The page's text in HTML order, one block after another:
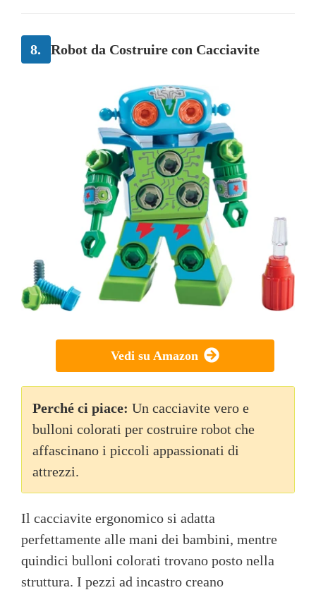
8. Robot da Costruire con Cacciavite
Vedi su Amazon
Perché ci piace: Un cacciavite vero e
bulloni colorati per costruire robot che
affascinano i piccoli appassionati di
attrezzi.
Il cacciavite ergonomico si adatta
perfettamente alle mani dei bambini, mentre
quindici bulloni colorati trovano posto nella
struttura. I pezzi ad incastro creano